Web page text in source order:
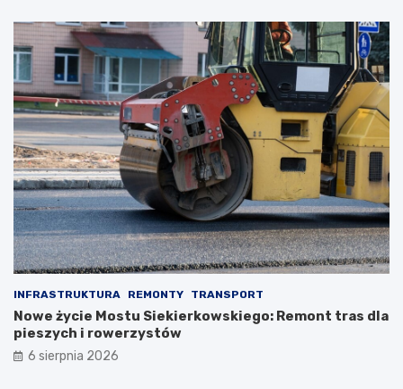
INFRASTRUKTURA REMONTY TRANSPORT
Nowe życie Mostu Siekierkowskiego: Remont tras dla
pieszych i rowerzystów
6 sierpnia 2026